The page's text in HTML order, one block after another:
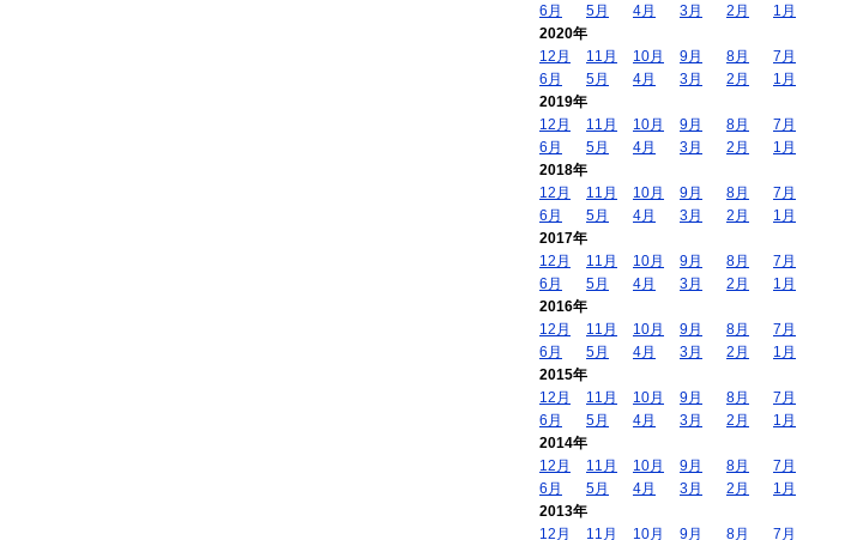
6月
5月 4月 3月 2月
1月
2020年
12月
11月 10月 9月 8月
7月
6月
5月 4月 3月 2月
1月
2019年
12月
11月 10月 9月 8月
7月
6月
5月 4月 3月 2月
1月
2018年
12月
11月 10月 9月 8月
7月
6月
5月 4月 3月 2月
1月
2017年
12月
11月 10月 9月 8月
7月
6月
5月 4月 3月 2月
1月
2016年
12月
11月 10月 9月 8月
7月
6月
5月 4月 3月 2月
1月
2015年
12月
11月 10月 9月 8月
7月
6月
5月 4月 3月 2月
1月
2014年
12月
11月 10月 9月 8月
7月
6月
5月 4月 3月 2月
1月
2013年
12月
11月 10月 9月 8月 7月